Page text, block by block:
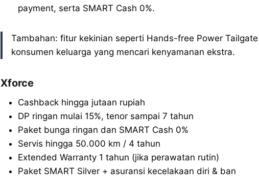
payment, serta SMART Cash 0%.
Tambahan: fitur kekinian seperti Hands-free Power
konsumen keluarga yang mencari kenyamanan ekstra.
Xforce
Cashback hingga jutaan rupiah
DP ringan mulai 15%, tenor sampai 7 tahun
Paket bunga ringan dan SMART Cash 0%
Servis hingga 50.000 km / 4 tahun
Extended Warranty 1 tahun (jika perawatan rutin)
Paket SMART Silver + asuransi kecelakaan diri & ban